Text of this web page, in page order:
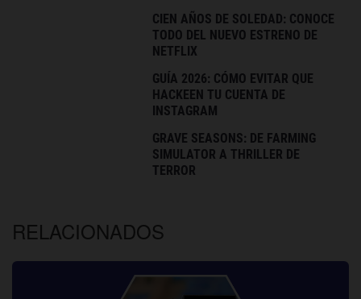
CIEN AÑOS DE SOLEDAD: CONOCE
TODO DEL NUEVO ESTRENO DE
NETFLIX
GUÍA 2026: CÓMO EVITAR QUE
HACKEEN TU CUENTA DE
INSTAGRAM
GRAVE SEASONS: DE FARMING
SIMULATOR A THRILLER DE
TERROR
RELACIONADOS